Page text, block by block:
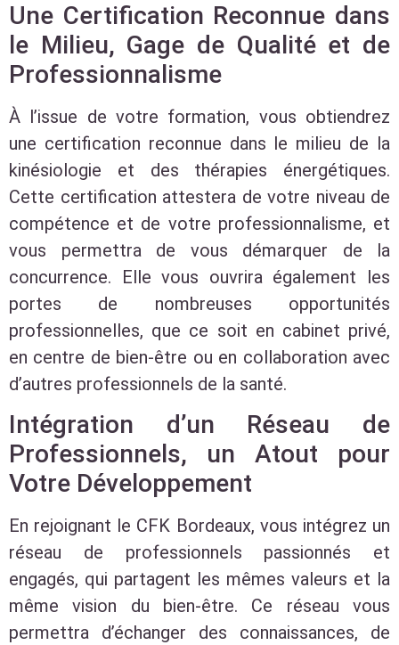
Une Certification Reconnue dans
le Milieu, Gage de Qualité et de
Professionnalisme
À l’issue de votre formation, vous obtiendrez
une certification reconnue dans le milieu de la
kinésiologie et des thérapies énergétiques.
Cette certification attestera de votre niveau de
compétence et de votre professionnalisme, et
vous permettra de vous démarquer de la
concurrence. Elle vous ouvrira également les
portes de nombreuses opportunités
professionnelles, que ce soit en cabinet privé,
en centre de bien-être ou en collaboration avec
d’autres professionnels de la santé.
Intégration d’un Réseau de
Professionnels, un Atout pour
Votre Développement
En rejoignant le CFK Bordeaux, vous intégrez un
réseau de professionnels passionnés et
engagés, qui partagent les mêmes valeurs et la
même vision du bien-être. Ce réseau vous
permettra d’échanger des connaissances, de